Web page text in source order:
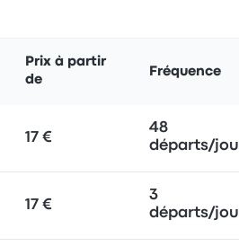
Prix à partir
de
Fréquence
17 €
48
départs/
17 €
3
départs/